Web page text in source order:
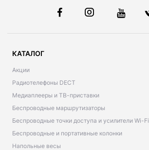
КАТАЛОГ
Акции
Радиотелефоны DECT
Медиаплееры и ТВ-приставки
Беспроводные маршрутизаторы
Беспроводные точки доступа и усилители Wi-Fi
Беспроводные и портативные колонки
Напольные весы